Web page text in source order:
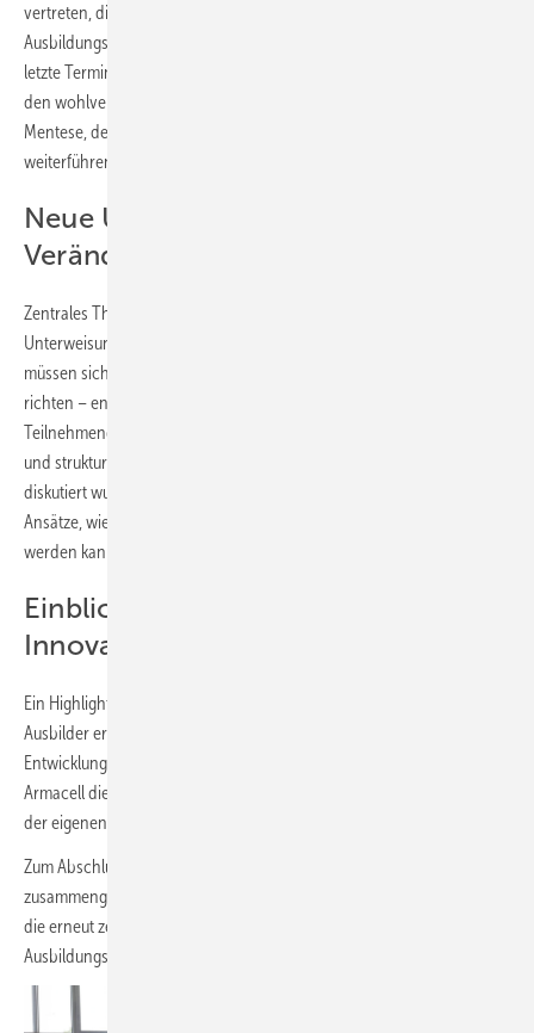
vertreten, die das Meeting moderierten. Für Uwe Behr, langjähriger
Ausbildungsmeister im ÜAZ Brandenburg an der Havel, war es der
letzte Termin in dieser Runde. Die Kollegen verabschiedeten ihn in
den wohlverdienten Ruhestand. Sein Nachfolger wird Orhan
Mentese, der künftig die Ausbildung im überbetrieblichen Zentrum
weiterführen wird.
Neue Unterweisungspläne bringen
Veränderungen
Zentrales Thema des diesjährigen Treffens waren die neuen
Unterweisungspläne für überbetriebliche Ausbildungszentren. Künftig
müssen sich alle Ausbildungsstätten nach diesen aktualisierten Plänen
richten – entsprechend groß war der Gesprächsbedarf unter den
Teilnehmenden. Die neuen Vorgaben bringen inhaltliche Änderungen
und strukturelle Anpassungen mit sich, die in der Runde intensiv
diskutiert wurden. Gemeinsam erarbeiteten die Ausbilder praxisnahe
Ansätze, wie die Umsetzung in den einzelnen Zentren gestaltet
werden kann.
Einblicke in Entwicklung und
Innovation
Ein Highlight war die Werksführung mit anschließender R&D-Tour. Die
Ausbilder erhielten Einblicke in die Forschungs- und
Entwicklungsarbeit des Unternehmens. Darüber hinaus nutzte
Armacell die Gelegenheit, aktuelle Dämmstoffe und Dämmsysteme aus
der eigenen Entwicklung und künftige Neuheiten vorzustellen.
Zum Abschluss wurden die wichtigsten Erkenntnisse in einem Review
zusammengefasst, ein gelungener Schlusspunkt einer Veranstaltung,
die erneut zeigte, wie wichtig der Austausch zwischen Industrie und
Ausbildungszentren für die Zukunft des Isolierhandwerks ist.